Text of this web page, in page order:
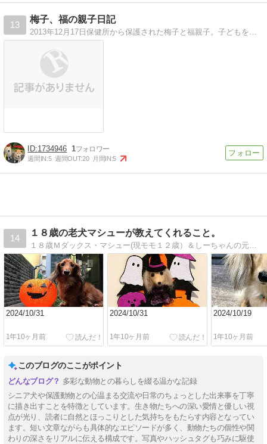
13
梅子、福の親子日記
2013年12月17日保健所から保護された梅子と福親子。子どもを守る為に必死だった梅子。色々あり里親になりました。
1734946 1
週間IN:5 週間OUT:20 月間IN:5
14
１８歳の老犬マシューが教えてくれること。
１８歳Ｍダックス・マシュー(現モモ１２歳）＆しーちゃんの元保護犬と保護猫ハートフル日記〜繁殖犬として過ごしたゲージ生活１１年から犬生を取り戻す奮闘記
2024/10/31
1年10ヶ月前
2024/10/31
1年10ヶ月前
2024/10/19
1年10ヶ月前
このブログのここがポイント
多彩な動物との暮らしを綴る温かな記録
シニア犬や保護動物との心温まる交流や日常のちょっとした出来事を丁寧
に描き出すことを特徴としています。生き物たちへの深い愛情と優しい視
点が光り、読者に自然とほっこりとした気持ちをもたらす内容となってい
ます。短い文章ながらも具体的なエピソードが多く、動物たちの個性や関
わりの深さをリアルに伝える構成です。写真やハッシュタグも巧みに駆使